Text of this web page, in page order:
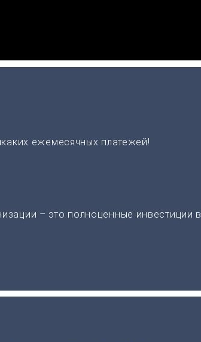
ежемесячных платежей!
– это полноценные инвестиции в